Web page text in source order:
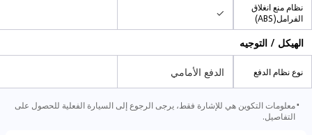
نظام منع انغلاق
الفرامل(ABS)
✓
الهيكل / التوجيه
نوع نظام الدفع الدفع الأمامي
⋅معلومات التكوين هي للإشارة فقط، يرجى الرجوع إلى السيارة الفعلية للحصول على
التفاصيل.